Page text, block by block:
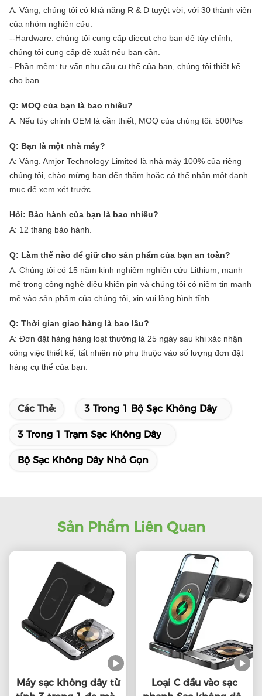
A: Vâng, chúng tôi có khả năng R & D tuyệt vời, với 30 thành viên
của nhóm nghiên cứu.
--Hardware: chúng tôi cung cấp diecut cho bạn để tùy chỉnh,
chúng tôi cung cấp đề xuất nếu bạn cần.
- Phần mềm: tư vấn nhu cầu cụ thể của bạn, chúng tôi thiết kế
cho bạn.
Q: MOQ của bạn là bao nhiêu?
A: Nếu tùy chỉnh OEM là cần thiết, MOQ của chúng tôi: 500Pcs
Q: Bạn là một nhà máy?
A: Vâng. Amjor Technology Limited là nhà máy 100% của riêng
chúng tôi, chào mừng bạn đến thăm hoặc có thể nhận một danh
mục để xem xét trước.
Hỏi: Bảo hành của bạn là bao nhiêu?
A: 12 tháng bảo hành.
Q: Làm thế nào để giữ cho sản phẩm của bạn an toàn?
A: Chúng tôi có 15 năm kinh nghiệm nghiên cứu Lithium, mạnh
mẽ trong công nghệ điều khiển pin và chúng tôi có niềm tin mạnh
mẽ vào sản phẩm của chúng tôi, xin vui lòng bình tĩnh.
Q: Thời gian giao hàng là bao lâu?
A: Đơn đặt hàng hàng loạt thường là 25 ngày sau khi xác nhận
công việc thiết kế, tất nhiên nó phụ thuộc vào số lượng đơn đặt
hàng cụ thể của bạn.
Các Thẻ: 3 Trong 1 Bộ Sạc Không Dây
3 Trong 1 Trạm Sạc Không Dây
Bộ Sạc Không Dây Nhỏ Gọn
Sản Phẩm Liên Quan
Máy sạc không dây từ
Loại C đầu vào sạc